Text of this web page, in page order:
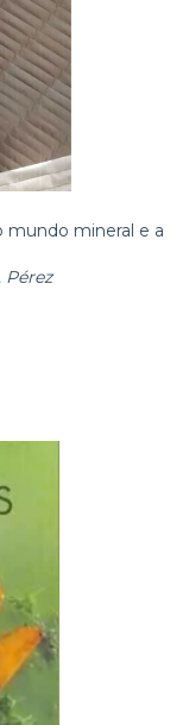
mundo mineral e a
Pérez